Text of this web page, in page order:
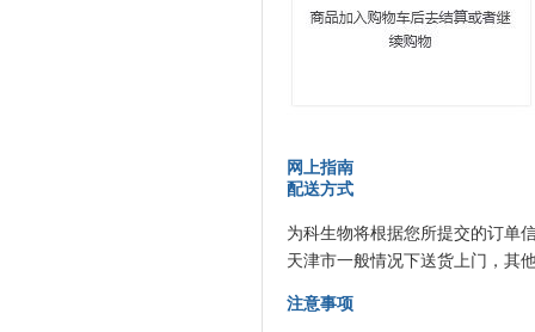
网上指南
配送方式
为科生物将根据您所提交的订单
天津市一般情况下送货上门，其
注意事项